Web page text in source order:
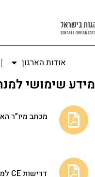
אודות הארגון
מידע שימושי
מכתב מיו”ר
דרישות CE למנתחי התנהגות BCBA ,BCaBA